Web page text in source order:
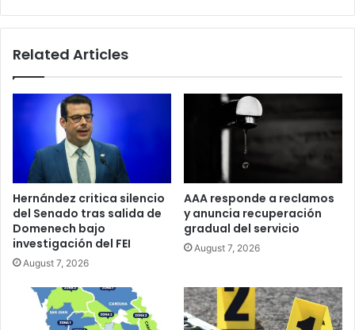
Related Articles
Hernández critica silencio
del Senado tras salida de
Domenech bajo
investigación del FEI
August 7, 2026
AAA responde a reclamos
y anuncia recuperación
gradual del servicio
August 7, 2026